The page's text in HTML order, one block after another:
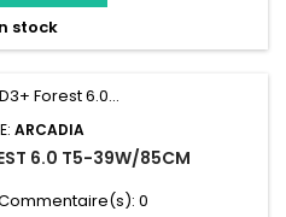
stock
ARCADIA
6.0 T5-39W/85CM
0